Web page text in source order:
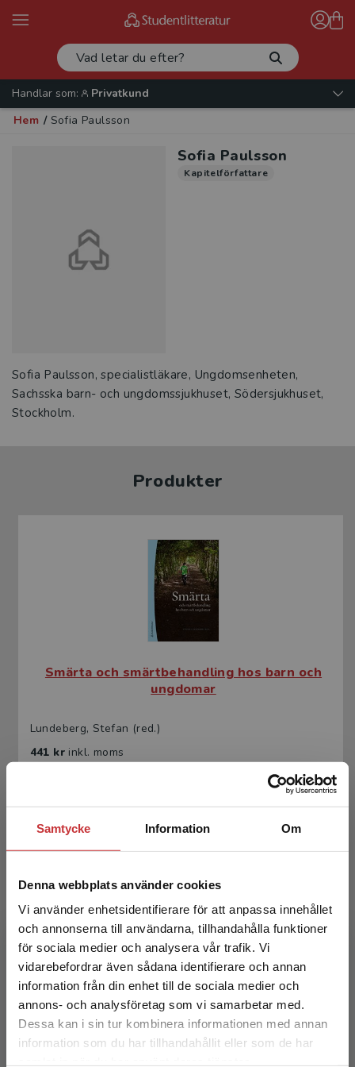
Samtycke Information Om
Denna webbplats använder cookies
Vi använder enhetsidentifierare för att anpassa innehållet
och annonserna till användarna, tillhandahålla funktioner
för sociala medier och analysera vår trafik. Vi
vidarebefordrar även sådana identifierare och annan
information från din enhet till de sociala medier och
annons- och analysföretag som vi samarbetar med.
Dessa kan i sin tur kombinera informationen med annan
information som du har tillhandahållit eller som de har
Begränsad fraktregion
Det verkar som att du besöker
Handlar som:
Privatkund
Hem / Sofia Paulsson
Sofia Paulsson
Kapitelförfattare
Sofia Paulsson, specialistläkare, Ungdomsenheten,
Sachsska barn- och ungdomssjukhuset, Södersjukhuset,
Stockholm.
Produkter
Smärta och smärtbehandling hos barn och
ungdomar
Lundeberg, Stefan (red.)
441 kr inkl. moms
Smärta och smärtbehandling hos barn och
ungdomar
Lundeberg, Stefan (red.)
276 krinkl. moms
Exkl. moms: 260 kr